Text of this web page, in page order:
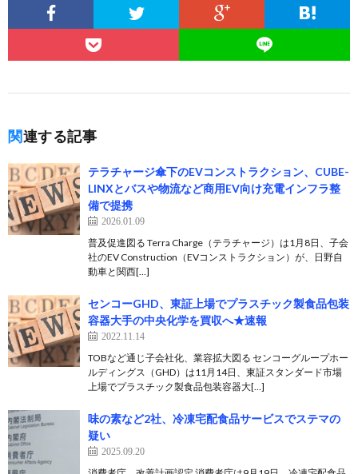
関連する記事
テラチャージ傘下のEVコンストラクション、CUBE-
LINXとバスや物流など商用EV向け充電インフラ整
備で提携
2026.01.09
普及促進図る Terra Charge（テラチャージ）は1月8日、子会
社のEV Construction（EVコンストラクション）が、日野自
動車と関西[…]
センコーGHD、東証上場でプラスチック製食品包装
容器大手の中央化学を買収へ★速報
2022.11.14
TOBなど通じ子会社化、業容拡大図る センコーグループホー
ルディングス（GHD）は11月14日、東証スタンダード市場
上場でプラスチック製食品包装容器大[…]
味の素など2社、冷凍宅配食品サービスでステマの
疑い
2025.09.20